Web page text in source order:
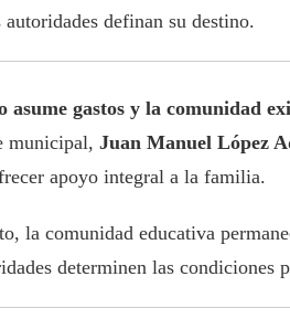
autoridades definan su destino.
asume gastos y la comunidad
municipal, Juan Manuel López
apoyo integral a la familia.
la comunidad educativa
determinen las condiciones